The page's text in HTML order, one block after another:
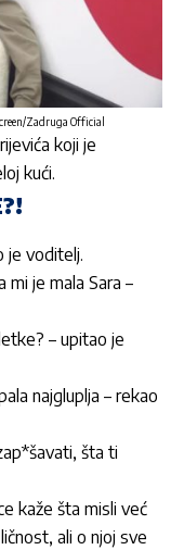
Zadruga Official
koji je
kući.
je voditelj.
mi je mala Sara –
– upitao je
najgluplja – rekao
šta ti
kaže šta misli već
ali o njoj sve